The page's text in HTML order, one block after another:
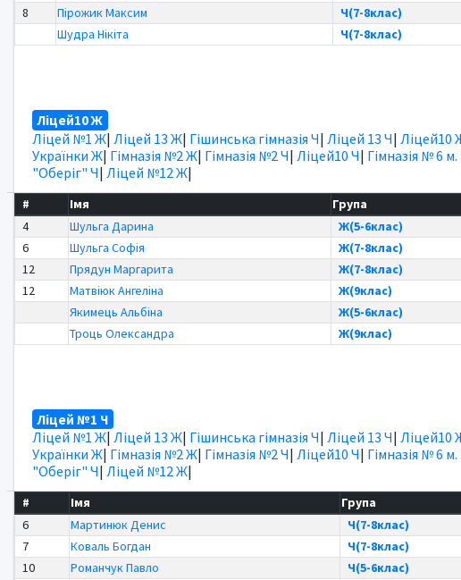
8
Пірожик Максим Ч(7-8клас)
Шудра Нікіта
Ч(7-8клас)
Ліцей10 Ж
Ліцей №1 Ж| Ліцей 13 Ж| Гішинська гімназія Ч| Ліцей 13 Ч| Ліцей10
Українки Ж| Гімназія №2 Ж| Гімназія №2 Ч| Ліцей10 Ч| Гімназія № 6
"Оберіг" Ч| Ліцей №12 Ж|
# Імя Група
4
Шульга Дарина Ж(5-6клас)
6
Шульга Софія Ж(7-8клас)
12
Прядун Маргарита Ж(7-8клас)
12
Матвіюк Ангеліна Ж(9клас)
Якимець Альбіна
Ж(5-6клас)
Троць Олександра
Ж(9клас)
Ліцей №1 Ч
Ліцей №1 Ж| Ліцей 13 Ж| Гішинська гімназія Ч| Ліцей 13 Ч| Ліцей10
Українки Ж| Гімназія №2 Ж| Гімназія №2 Ч| Ліцей10 Ч| Гімназія № 6
"Оберіг" Ч| Ліцей №12 Ж|
# Імя Група
6
Мартинюк Денис Ч(7-8клас)
7
Коваль Богдан Ч(7-8клас)
10
Романчук Павло Ч(5-6клас)